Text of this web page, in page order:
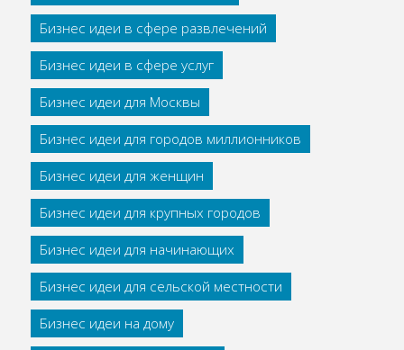
Бизнес идеи в сфере развлечений
Бизнес идеи в сфере услуг
Бизнес идеи для Москвы
Бизнес идеи для городов миллионников
Бизнес идеи для женщин
Бизнес идеи для крупных городов
Бизнес идеи для начинающих
Бизнес идеи для сельской местности
Бизнес идеи на дому